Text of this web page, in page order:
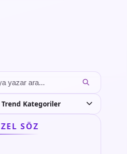
Trend Kategoriler
SÖZ